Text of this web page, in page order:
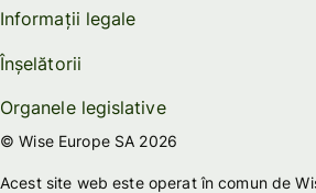
Informații legale
Înșelătorii
Organele legislative
© Wise Europe SA 2026
Acest site web este operat în comun de